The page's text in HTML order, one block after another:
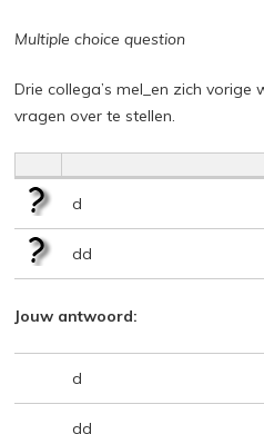
Multiple choice question
Drie collega’s mel_en zich
vragen over te stellen.
d
dd
Jouw antwoord:
d
dd